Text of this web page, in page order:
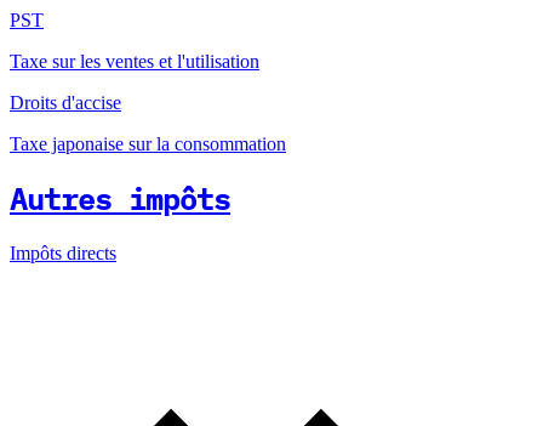
PST
Taxe sur les ventes et l'utilisation
Droits d'accise
Taxe japonaise sur la consommation
Autres impôts
Impôts directs